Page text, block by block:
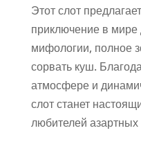
Этот слот
приключение в мире
мифологии, полное
сорвать куш.
атмосфере и
слот станет
любителей азартных